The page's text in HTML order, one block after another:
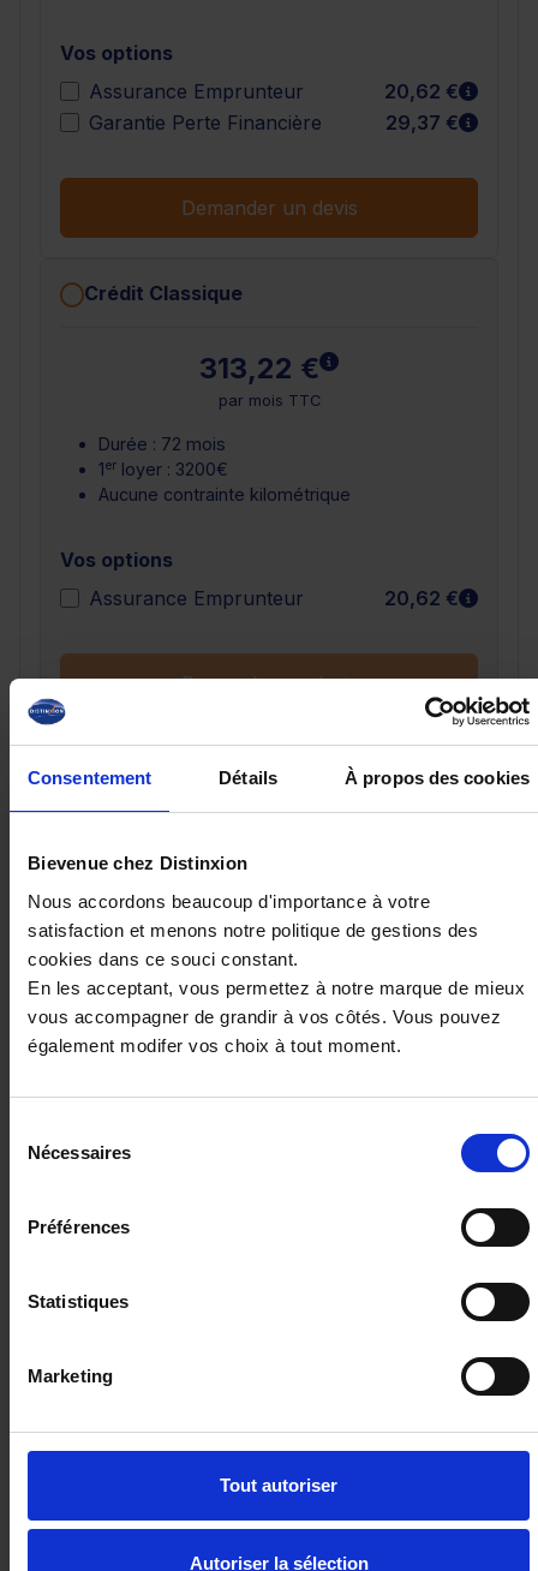
Consentement Détails À propos des cookies
Bievenue chez Distinxion
Nous accordons beaucoup d'importance à votre
satisfaction et menons notre politique de gestions des
cookies dans ce souci constant.
En les acceptant, vous permettez à notre marque de mieux
vous accompagner de grandir à vos côtés. Vous pouvez
également modifer vos choix à tout moment.
Nécessaires
Préférences
Statistiques
Marketing
Tout autoriser
Autoriser la sélection
Vos options
Assurance Emprunteur
20,62 €
En
Garantie Perte Financière
29,37 € En
Demander un devis
Crédit Classique
313,22 € En savoir plus
par mois TTC
Durée : 72 mois
1er loyer : 3200€
Aucune contrainte kilométrique
Vos options
Assurance Emprunteur
20,62 € En
Demander un devis
Ces véhicules pourraient vous
intéresser
24666 km - 2025 - Essence Hybride - Boîte